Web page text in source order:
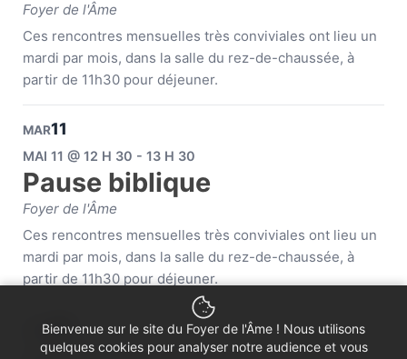
Foyer de l'Âme
Ces rencontres mensuelles très conviviales ont lieu un
mardi par mois, dans la salle du rez-de-chaussée, à
partir de 11h30 pour déjeuner.
MAR11
MAI 11 @ 12 H 30 - 13 H 30
Pause biblique
Foyer de l'Âme
Ces rencontres mensuelles très conviviales ont lieu un
mardi par mois, dans la salle du rez-de-chaussée, à
partir de 11h30 pour déjeuner.
MAR08
JUIN 08 @ 12 H 30 - 13 H 30
Bienvenue sur le site du Foyer de l'Âme ! Nous utilisons
quelques cookies pour analyser notre audience et vous